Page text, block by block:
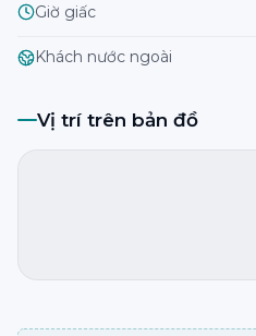
Giờ giấc
Khách nước ngoài
Vị trí trên bản đồ